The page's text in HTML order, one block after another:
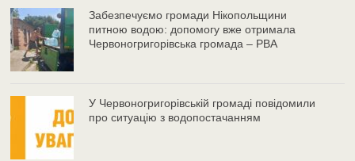
Забезпечуємо громади Нікопольщини
питною водою: допомогу вже отримала
Червоногригорівська громада – РВА
У Червоногригорівській громаді повідомили
про ситуацію з водопостачанням